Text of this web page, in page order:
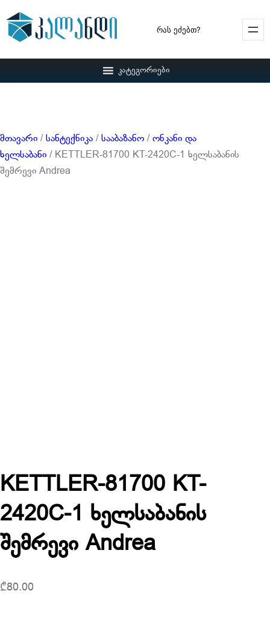
Search
კატეგორიები
მთავარი / სანტექნიკა / სააბაზანო / ონკანი და
ხელსაბანი / KETTLER-81700 KT-2420C-1 ხელსაბანის
შემრევი Andrea
KETTLER-81700 KT-
2420C-1 ხელსაბანის
შემრევი Andrea
₾80.00